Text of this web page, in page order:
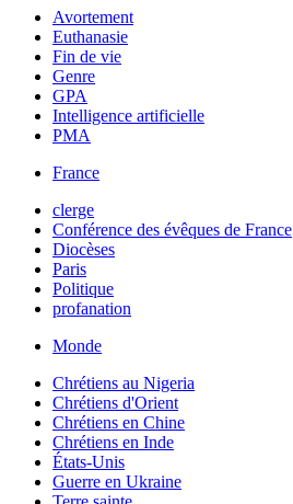
Avortement
Euthanasie
Fin de vie
Genre
GPA
Intelligence artificielle
PMA
France
clerge
Conférence des évêques de France
Diocèses
Paris
Politique
profanation
Monde
Chrétiens au Nigeria
Chrétiens d'Orient
Chrétiens en Chine
Chrétiens en Inde
États-Unis
Guerre en Ukraine